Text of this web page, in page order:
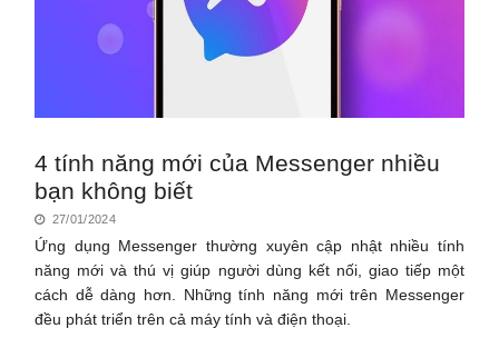
4 tính năng mới của Messenger nhiều
bạn không biết
27/01/2024
Ứng dụng Messenger thường xuyên cập nhật nhiều tính
năng mới và thú vị giúp người dùng kết nối, giao tiếp một
cách dễ dàng hơn. Những tính năng mới trên Messenger
đều phát triển trên cả máy tính và điện thoại.